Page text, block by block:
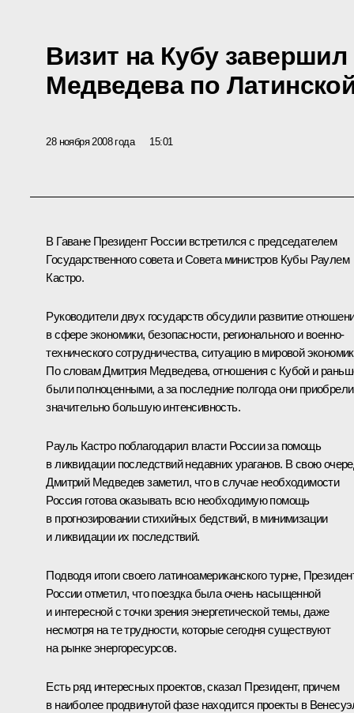
Визит на Кубу
Медведева по
28 ноября 2008 года 15:01
В Гаване Президент России встретился с председателем
Государственного совета и Совета министров Кубы Раулем
Кастро.
Руководители двух государств обсудили развитие
в сфере экономики, безопасности, регионального и военно-
технического сотрудничества, ситуацию в мировой
По словам Дмитрия Медведева, отношения с Кубой и
были полноценными, а за последние полгода они приобрели
значительно большую интенсивность.
Рауль Кастро поблагодарил власти России за помощь
в ликвидации последствий недавних ураганов. В свою
Дмитрий Медведев заметил, что в случае необходимости
Россия готова оказывать всю необходимую помощь
в прогнозировании стихийных бедствий, в минимизации
и ликвидации их последствий.
Подводя итоги своего латиноамериканского турне,
России отметил, что поездка была очень насыщенной
и интересной с точки зрения энергетической темы, даже
несмотря на те трудности, которые сегодня существуют
на рынке энергоресурсов.
Есть ряд интересных проектов, сказал Президент, причем
в наиболее продвинутой фазе находится проекты в